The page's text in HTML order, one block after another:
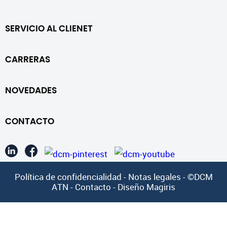
SERVICIO AL CLIENET
CARRERAS
NOVEDADES
CONTACTO
Política de confidencialidad - Notas legales - ©DCM
ATN - Contacto - Diseño Magiris